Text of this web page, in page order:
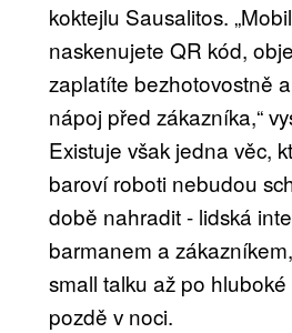
koktejlu Sausalitos.
naskenujete QR kód,
zaplatíte bezhotovostně
nápoj před zákazníka,“
Existuje však jedna věc,
baroví roboti nebudou
době nahradit - lidská
barmanem a
small talku až po
pozdě v noci.